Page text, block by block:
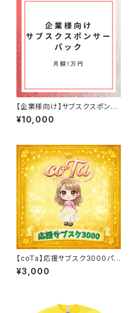
【企業様向け】サブスクスポンサ
ー1万パック
¥10,000
【coTa】応援サブスク3000パッ
ク
¥3,000